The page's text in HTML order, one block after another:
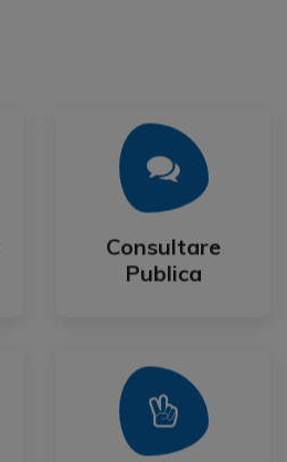
Consultare
Publica
Consultare
Publica
Mai Mult
Mai Mult